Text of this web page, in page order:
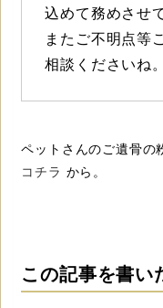
込めて務めさせ
またご不明点等
相談くださいね
ペットさんのご遺骨の
コチラ から。
この記事を書い